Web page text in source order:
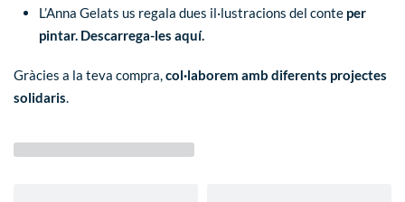
L’Anna Gelats us regala dues il·lustracions del conte per
pintar. Descarrega-les aquí.
Gràcies a la teva compra,col·laborem amb diferents projectes
solidaris.